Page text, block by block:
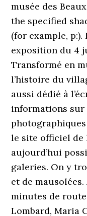
musée des
the specified
(for example, p:).
exposition du 4
Transformé en
l’histoire du
aussi dédié à
informations sur
le site officiel de
aujourd’hui
galeries. On y
et de
minutes de
Lombard, Maria